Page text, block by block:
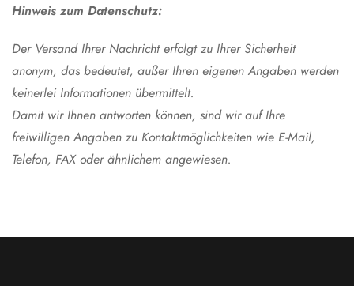
Hinweis zum Datenschutz:
Der Versand Ihrer Nachricht erfolgt zu Ihrer Sicherheit
anonym, das bedeutet, außer Ihren eigenen Angaben werden
keinerlei Informationen übermittelt.
Damit wir Ihnen antworten können, sind wir auf Ihre
freiwilligen Angaben zu Kontaktmöglichkeiten wie E-Mail,
Telefon, FAX oder ähnlichem angewiesen.